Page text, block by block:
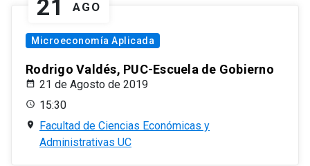
21 AGO
Microeconomía Aplicada
Rodrigo Valdés, PUC-Escuela de Gobierno
21 de Agosto de 2019
15:30
Facultad de Ciencias Económicas y
Administrativas UC